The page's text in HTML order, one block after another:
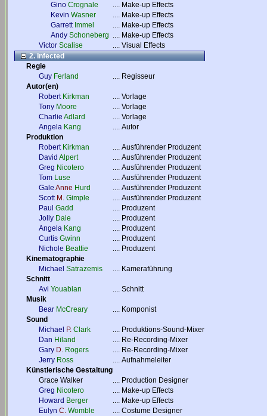
Gino Crognale .... Make-up Effects
Kevin Wasner .... Make-up Effects
Garrett Immel .... Make-up Effects
Andy Schoneberg .... Make-up Effects
Victor Scalise .... Visual Effects
2. Infected
Regie
Guy Ferland .... Regisseur
Autor(en)
Robert Kirkman .... Vorlage
Tony Moore .... Vorlage
Charlie Adlard .... Vorlage
Angela Kang .... Autor
Produktion
Robert Kirkman .... Ausführender Produzent
David Alpert .... Ausführender Produzent
Greg Nicotero .... Ausführender Produzent
Tom Luse .... Ausführender Produzent
Gale Anne Hurd .... Ausführender Produzent
Scott M. Gimple .... Ausführender Produzent
Paul Gadd .... Produzent
Jolly Dale .... Produzent
Angela Kang .... Produzent
Curtis Gwinn .... Produzent
Nichole Beattie .... Produzent
Kinematographie
Michael Satrazemis .... Kameraführung
Schnitt
Avi Youabian .... Schnitt
Musik
Bear McCreary .... Komponist
Sound
Michael
P. Clark .... Produktions-Sound-Mixer
Dan Hiland .... Re-Recording-Mixer
Gary D. Rogers .... Re-Recording-Mixer
Jerry Ross .... Aufnahmeleiter
Künstlerische Gestaltung
Grace Walker
.... Production Designer
Greg Nicotero .... Make-up Effects
Howard Berger .... Make-up Effects
Eulyn C. Womble .... Costume Designer